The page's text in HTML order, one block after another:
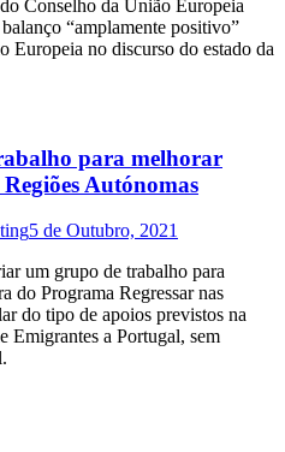
Conselho da União Europeia
“amplamente positivo”
Europeia no discurso do estado da
para melhorar
Autónomas
5 de Outubro, 2021
um grupo de trabalho para
do Programa Regressar nas
do tipo de apoios previstos na
Emigrantes a Portugal, sem